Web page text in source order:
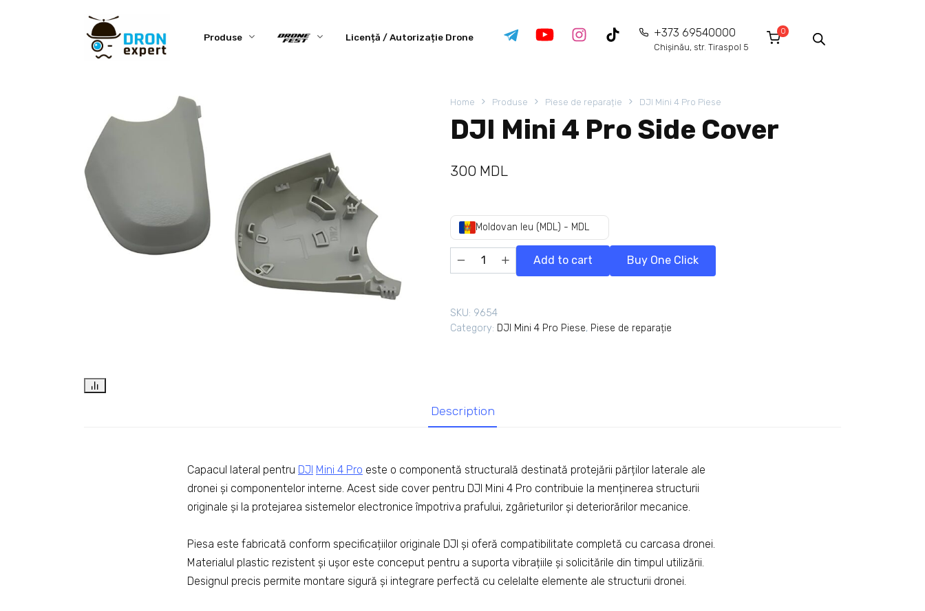
Produse Licență / Autorizație Drone +373 69540000
Chișinău, str. Tiraspol 5
0
Home Produse Piese de reparație DJI Mini 4 Pro Piese
DJI Mini 4 Pro Side Cover
300 MDL
Moldovan leu (MDL) - MDL
Add to cart Buy One Click
SKU: 9654
Category: DJI Mini 4 Pro Piese, Piese de reparație
Description
Capacul lateral pentru DJI Mini 4 Pro este o componentă structurală destinată protejării părților laterale ale
dronei și componentelor interne. Acest side cover pentru DJI Mini 4 Pro contribuie la menținerea structurii
originale și la protejarea sistemelor electronice împotriva prafului, zgârieturilor și deteriorărilor mecanice.
Piesa este fabricată conform specificațiilor originale DJI și oferă compatibilitate completă cu carcasa dronei.
Materialul plastic rezistent și ușor este conceput pentru a suporta vibrațiile și solicitările din timpul utilizării.
Designul precis permite montare sigură și integrare perfectă cu celelalte elemente ale structurii dronei.